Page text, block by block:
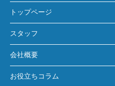
トップページ
スタッフ
会社概要
お役立ちコラム